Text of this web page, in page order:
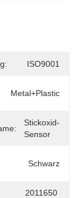
ISO9001
Metal+plastic
Stickoxid-
Sensor
Schwarz
2011650